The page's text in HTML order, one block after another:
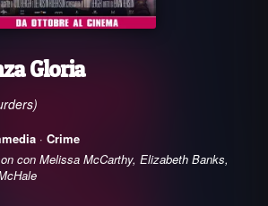
Gloria
· Crime
con Melissa McCarthy, Elizabeth Banks,